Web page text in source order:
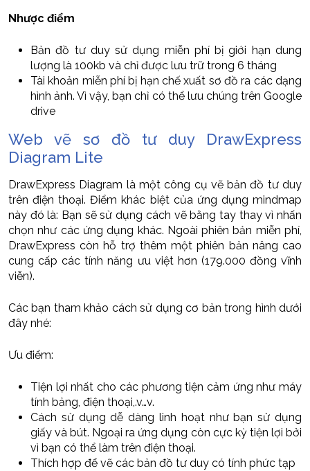
Nhược điểm
Bản đồ tư duy sử dụng miễn phí bị giới hạn dung
lượng là 100kb và chỉ được lưu trữ trong 6 tháng
Tài khoản miễn phí bị hạn chế xuất sơ đồ ra các dạng
hình ảnh. Vì vậy, bạn chỉ có thể lưu chúng trên Google
drive
Web vẽ sơ đồ tư duy DrawExpress
Diagram Lite
DrawExpress Diagram là một công cụ vẽ bản đồ tư duy
trên điện thoại. Điểm khác biệt của ứng dụng mindmap
này đó là: Bạn sẽ sử dụng cách vẽ bằng tay thay vì nhấn
chọn như các ứng dụng khác. Ngoài phiên bản miễn phí,
DrawExpress còn hỗ trợ thêm một phiên bản nâng cao
cung cấp các tính năng ưu việt hơn (179.000 đồng vĩnh
viễn).
Các bạn tham khảo cách sử dụng cơ bản trong hình dưới
đây nhé:
Ưu điểm:
Tiện lợi nhất cho các phương tiện cảm ứng như máy
tính bảng, điện thoại,.v…v.
Cách sử dụng dễ dàng linh hoạt như bạn sử dụng
giấy và bút. Ngoại ra ứng dụng còn cực kỳ tiện lợi bởi
vì bạn có thể làm trên điện thoại.
Thích hợp để vẽ các bản đồ tư duy có tính phức tạp